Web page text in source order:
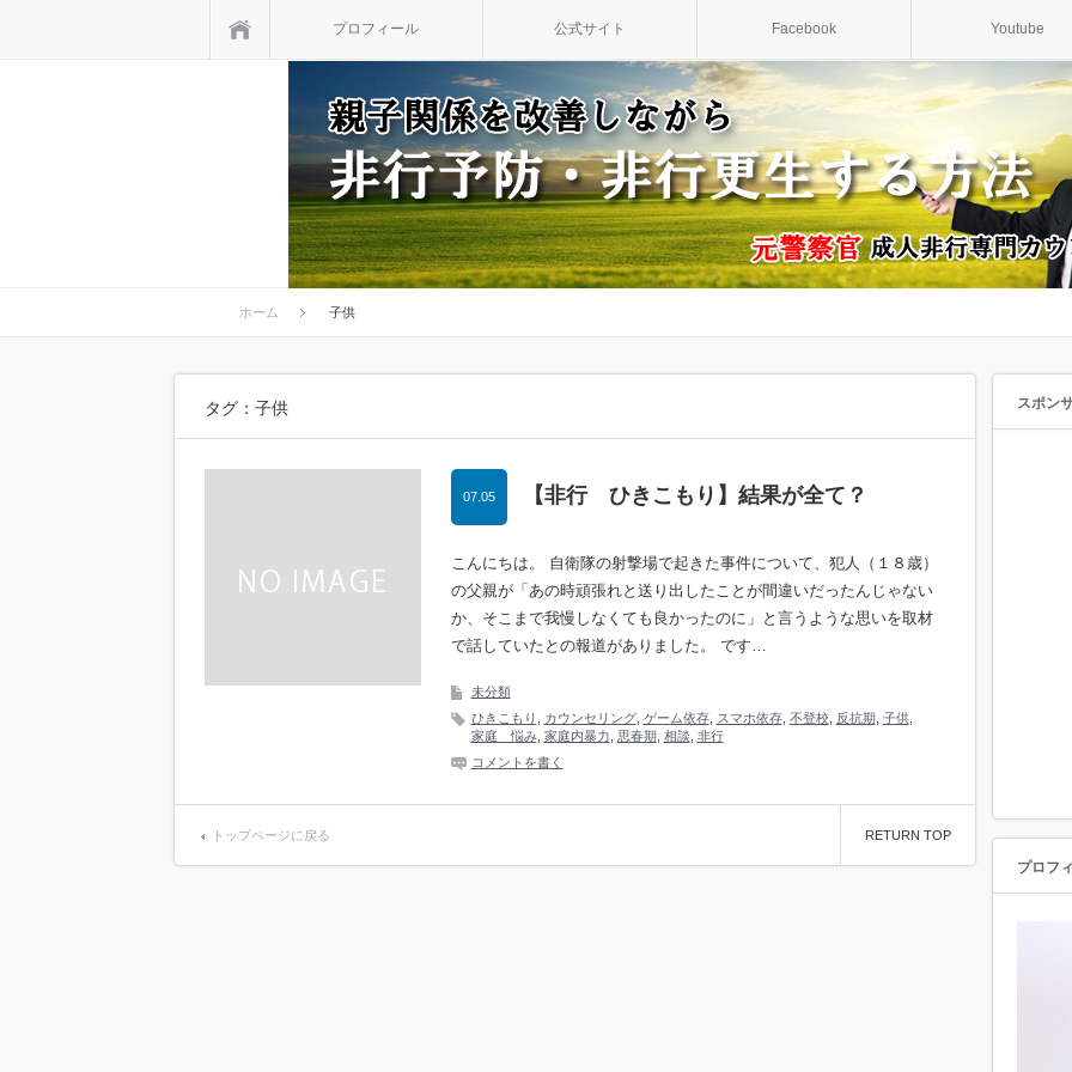
プロフィール 公式サイト Facebook Youtube
ホーム 子供
タグ：子供
【非行 ひきこもり】結果が全て？
07.05
こんにちは。 自衛隊の射撃場で起きた事件について、犯人（１８歳）
の父親が「あの時頑張れと送り出したことが間違いだったんじゃない
か、そこまで我慢しなくても良かったのに」と言うような思いを取材
で話していたとの報道がありました。 です…
未分類
ひきこもり
カウンセリング, ゲーム依存, スマホ依存, 不登校, 反抗期 子供,
家庭 悩み, 家庭内暴力 思春期 相談 非行
コメントを書く
トップページに戻る RETURN TOP
スポン
プロフ